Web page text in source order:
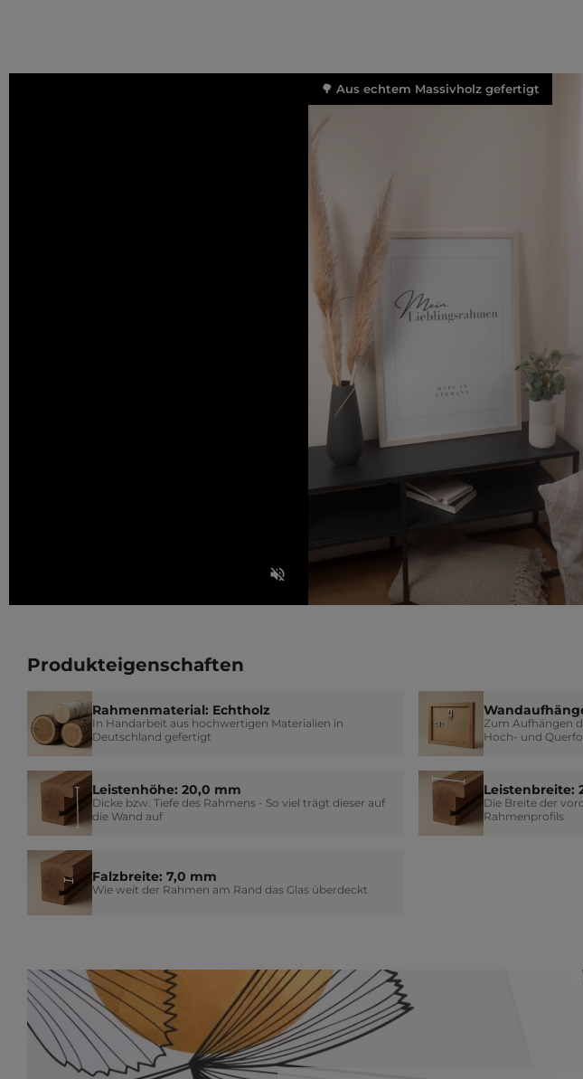
🌳 Aus echtem Massivholz gefertigt
Produkteigenschaften
Rahmenmaterial: Echtholz
In Handarbeit aus hochwertigen Materialien in
Deutschland gefertigt
Zum Aufhängen
Hoch- und
Leistenhöhe: 20,0 mm
Dicke bzw. Tiefe des Rahmens - So viel trägt dieser auf
die Wand auf
Leistenbreite:
Die Breite der
Rahmenprofils
Falzbreite: 7,0 mm
Wie weit der Rahmen am Rand das Glas überdeckt